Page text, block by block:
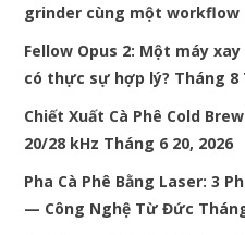
grinder cùng một workflow
Fellow Opus 2: Một máy
có thực sự hợp lý? Tháng 8
Chiết Xuất Cà Phê Cold
20/28 kHz Tháng 6 20, 2026
Pha Cà Phê Bằng Laser: 3
— Công Nghệ Từ Đức